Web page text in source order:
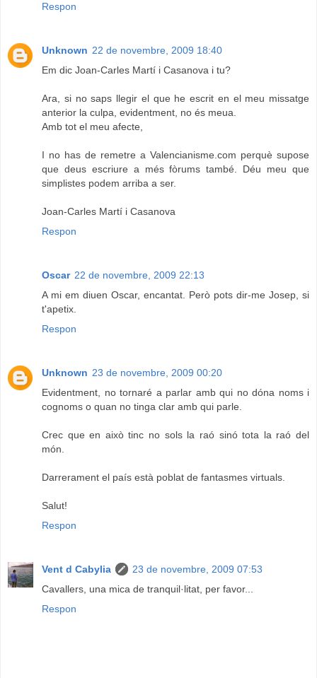
Respon
Unknown 22 de novembre, 2009 18:40
Em dic Joan-Carles Martí i Casanova i tu?
Ara, si no saps llegir el que he escrit en el meu missatge
anterior la culpa, evidentment, no és meua.
Amb tot el meu afecte,
I no has de remetre a Valencianisme.com perquè supose
que deus escriure a més fòrums també. Déu meu que
simplistes podem arriba a ser.
Joan-Carles Martí i Casanova
Respon
Oscar 22 de novembre, 2009 22:13
A mi em diuen Oscar, encantat. Però pots dir-me Josep, si
t'apetix.
Respon
Unknown 23 de novembre, 2009 00:20
Evidentment, no tornaré a parlar amb qui no dóna noms i
cognoms o quan no tinga clar amb qui parle.
Crec que en això tinc no sols la raó sinó tota la raó del
món.
Darrerament el país està poblat de fantasmes virtuals.
Salut!
Respon
Vent d Cabylia
23 de novembre, 2009 07:53
Cavallers, una mica de tranquil·litat, per favor...
Respon